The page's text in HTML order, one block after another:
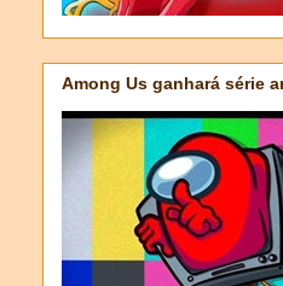
Among Us ganhará série